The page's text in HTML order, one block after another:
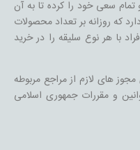
سعی خود را کرده تا به آن
که روزانه بر تعداد محصولات
با هر نوع سلیقه را در خرید
های لازم از مراجع مربوطه
و مقررات جمهوری اسلامی